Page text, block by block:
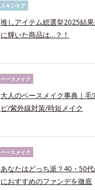
スキンケア
推しアイテム総選挙2025結
に輝いた商品は…？！
ベースメイク
大人のベースメイク事典｜毛
ビ/紫外線対策/時短メイク
ベースメイク
あなたはどっち派？40・50
におすすめのファンデを徹底